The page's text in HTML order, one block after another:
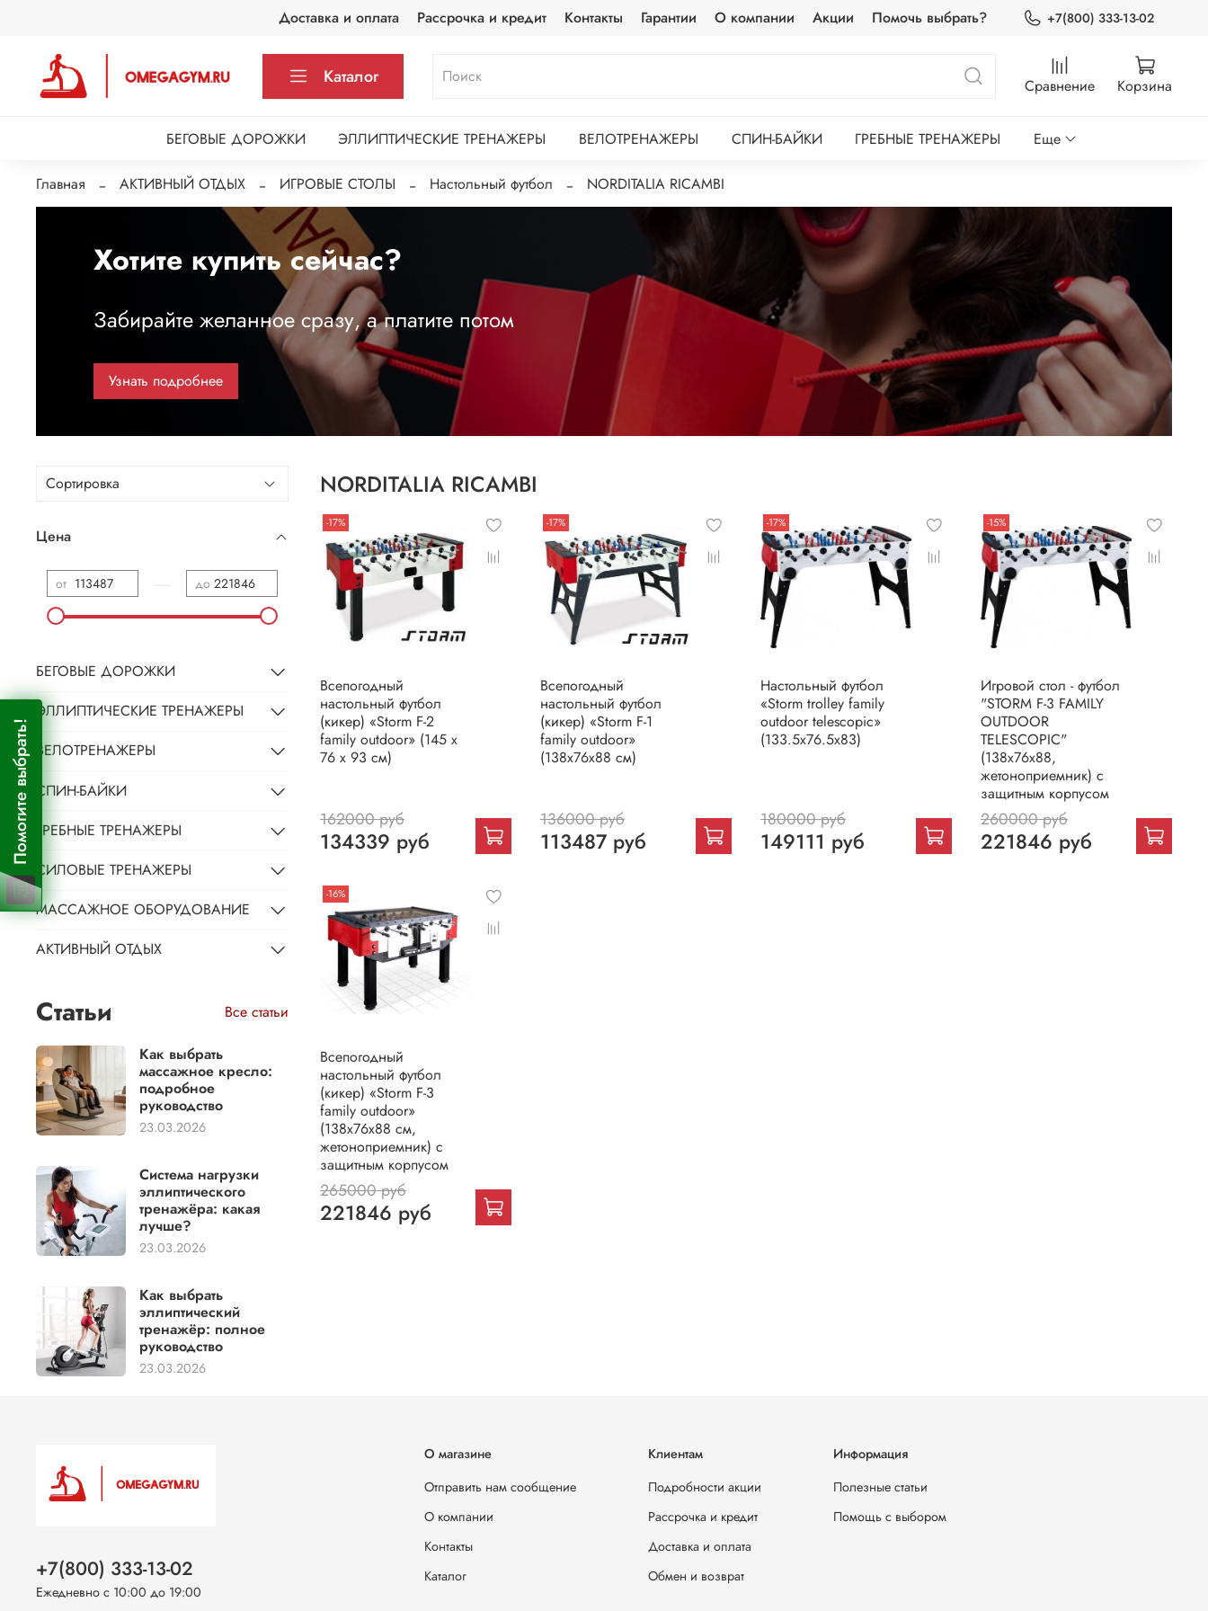
Помогите выбрать!
Доставка и оплата Рассрочка и кредит Контакты Гарантии О компании Акции Помочь выбрать? +7(800) 333-13-02
Каталог Сравнение Корзина
БЕГОВЫЕ ДОРОЖКИ ЭЛЛИПТИЧЕСКИЕ ТРЕНАЖЕРЫ ВЕЛОТРЕНАЖЕРЫ СПИН-БАЙКИ ГРЕБНЫЕ ТРЕНАЖЕРЫ Еще
Главная АКТИВНЫЙ ОТДЫХ ИГРОВЫЕ СТОЛЫ Настольный футбол NORDITALIA RICAMBI
Хотите купить сейчас?
Забирайте желанное сразу, а платите потом
Узнать подробнее
NORDITALIA RICAMBI
-17%
Всепогодный
настольный футбол
(кикер) «Storm F-2
family outdoor» (145 x
76 x 93 см)
162000 руб
134339 руб
-17%
Всепогодный
настольный футбол
(кикер) «Storm F-1
family outdoor»
(138x76x88 см)
136000 руб
113487 руб
-17%
Настольный футбол
«Storm trolley family
outdoor telescopic»
(133.5x76.5x83)
180000 руб
149111 руб
-15%
Игровой стол - футбол
"STORM F-3 FAMILY
OUTDOOR
TELESCOPIC"
(138x76x88,
жетоноприемник) с
защитным корпусом
260000 руб
221846 руб
-16%
Всепогодный
настольный футбол
(кикер) «Storm F-3
family outdoor»
(138x76x88 см,
жетоноприемник) с
защитным корпусом
265000 руб
221846 руб
Цена
от до
БЕГОВЫЕ ДОРОЖКИ
ЭЛЛИПТИЧЕСКИЕ ТРЕНАЖЕРЫ
ВЕЛОТРЕНАЖЕРЫ
СПИН-БАЙКИ
ГРЕБНЫЕ ТРЕНАЖЕРЫ
СИЛОВЫЕ ТРЕНАЖЕРЫ
МАССАЖНОЕ ОБОРУДОВАНИЕ
АКТИВНЫЙ ОТДЫХ
Статьи Все статьи
Как выбрать
массажное кресло:
подробное
руководство
23.03.2026
Система нагрузки
эллиптического
тренажёра: какая
лучше?
23.03.2026
Как выбрать
эллиптический
тренажёр: полное
руководство
23.03.2026
О магазине
Отправить нам сообщение
О компании
Контакты
Каталог
Клиентам
Подробности акции
Рассрочка и кредит
Доставка и оплата
Обмен и возврат
Информация
Полезные статьи
Помощь с выбором
+7(800) 333-13-02
Ежедневно с 10:00 до 19:00